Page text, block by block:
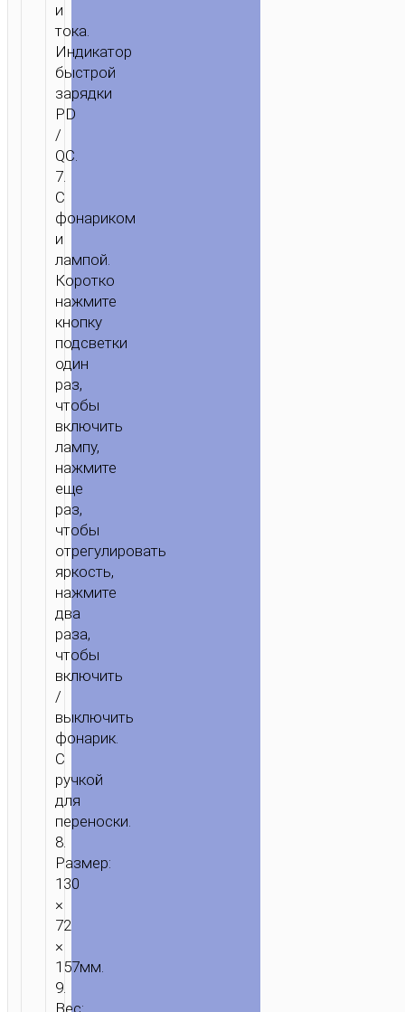
и
тока.
Индикатор
быстрой
зарядки
PD
/
QC.
7.
С
фонариком
и
лампой.
Коротко
нажмите
кнопку
подсветки
один
раз,
чтобы
включить
лампу,
нажмите
еще
раз,
чтобы
отрегулировать
яркость,
нажмите
два
раза,
чтобы
включить
/
выключить
фонарик.
С
ручкой
для
переноски.
8.
Размер:
130
×
72
×
157мм.
9.